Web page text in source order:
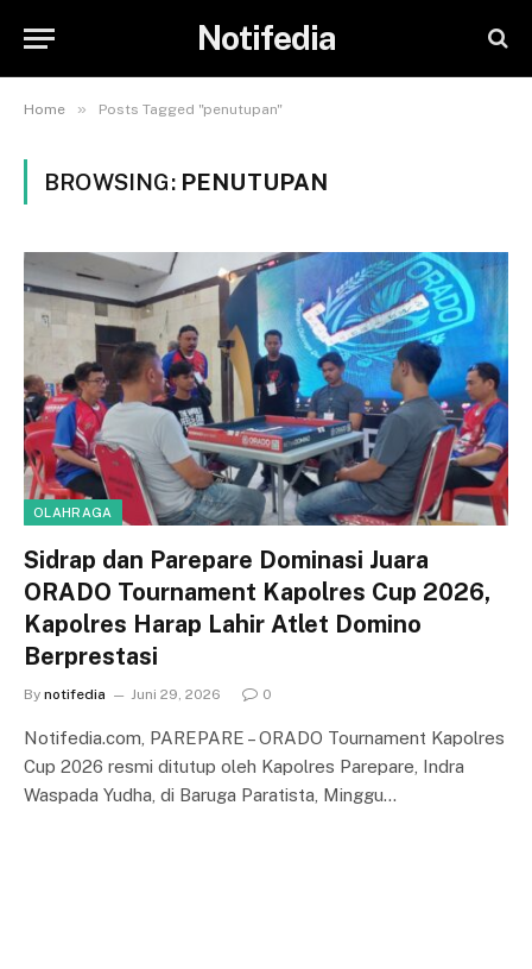
Notifedia
Home » Posts Tagged "penutupan"
BROWSING: PENUTUPAN
OLAHRAGA
Sidrap dan Parepare Dominasi Juara
ORADO Tournament Kapolres Cup 2026,
Kapolres Harap Lahir Atlet Domino
Berprestasi
By notifedia Juni 29, 2026 0
Notifedia.com, PAREPARE – ORADO Tournament Kapolres
Cup 2026 resmi ditutup oleh Kapolres Parepare, Indra
Waspada Yudha, di Baruga Paratista, Minggu…